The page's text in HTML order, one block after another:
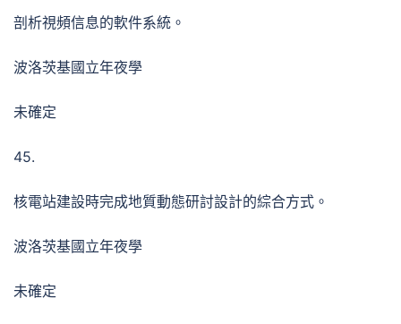
剖析視頻信息的軟件系統。
波洛茨基國立年夜學
未確定
45.
核電站建設時完成地質動態研討設計的綜合方式。
波洛茨基國立年夜學
未確定